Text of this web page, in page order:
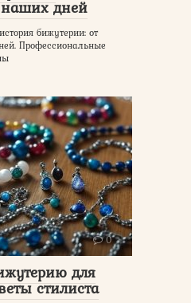
дней
бижутерии: от
Профессиональные
0
для
стилиста